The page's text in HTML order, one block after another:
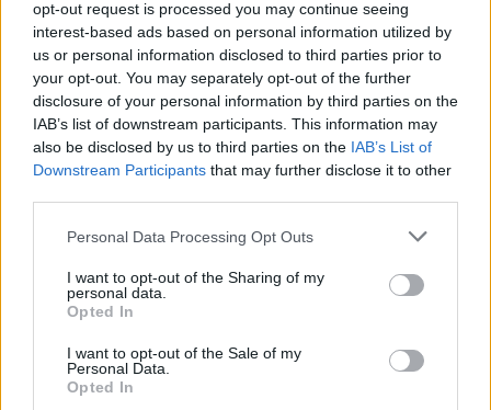
opt-out request is processed you may continue seeing
interest-based ads based on personal information utilized by
us or personal information disclosed to third parties prior to
your opt-out. You may separately opt-out of the further
disclosure of your personal information by third parties on the
IAB’s list of downstream participants. This information may
also be disclosed by us to third parties on the IAB’s List of
Downstream Participants that may further disclose it to other
Personal Data Processing Opt Outs
I want to opt-out of the Sharing of my
personal data.
Opted In
I want to opt-out of the Sale of my
Personal Data.
Opted In
σήμερα η χώρα
09.08.2026 - 08.46
Εγκρίθηκε το Σχέδιο Αστικής Ανθεκτικότητας του